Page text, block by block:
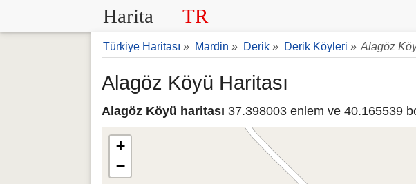
Harita TR
Türkiye Haritası » Mardin » Derik » Derik Köyleri » Alagöz
Alagöz Köyü Haritası
Alagöz Köyü haritası 37.398003 enlem ve 40.165539
+
−